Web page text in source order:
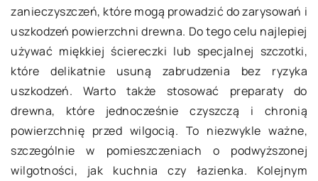
zanieczyszczeń, które mogą prowadzić do zarysowań i
uszkodzeń powierzchni drewna. Do tego celu najlepiej
używać miękkiej ściereczki lub specjalnej szczotki,
które delikatnie usuną zabrudzenia bez ryzyka
uszkodzeń. Warto także stosować preparaty do
drewna, które jednocześnie czyszczą i chronią
powierzchnię przed wilgocią. To niezwykle ważne,
szczególnie w pomieszczeniach o podwyższonej
wilgotności, jak kuchnia czy łazienka. Kolejnym